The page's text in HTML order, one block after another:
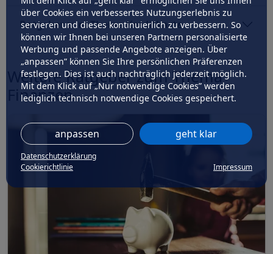
über Cookies ein verbessertes Nutzungserlebnis zu
servieren und dieses kontinuierlich zu verbessern. So
können wir Ihnen bei unseren Partnern personalisierte
Werbung und passende Angebote anzeigen. Über
„anpassen” können Sie Ihre persönlichen Präferenzen
festlegen. Dies ist auch nachträglich jederzeit möglich.
Mit dem Klick auf „Nur notwendige Cookies” werden
lediglich technisch notwendige Cookies gespeichert.
anpassen geht klar
Datenschutzerklärung
Cookierichtlinie
Impressum
Ratgeber zum Thema Kreditkarte
Weitere Ratgeber zum Thema
Finanzen